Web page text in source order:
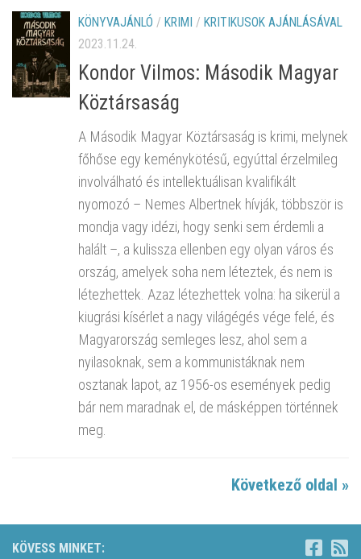
KÖNYVAJÁNLÓ / KRIMI / KRITIKUSOK AJÁNLÁSÁVAL
2023.11.24.
Kondor Vilmos: Második Magyar
Köztársaság
A Második Magyar Köztársaság is krimi, melynek
főhőse egy keménykötésű, egyúttal érzelmileg
involválható és intellektuálisan kvalifikált
nyomozó – Nemes Albertnek hívják, többször is
mondja vagy idézi, hogy senki sem érdemli a
halált –, a kulissza ellenben egy olyan város és
ország, amelyek soha nem léteztek, és nem is
létezhettek. Azaz létezhettek volna: ha sikerül a
kiugrási kísérlet a nagy világégés vége felé, és
Magyarország semleges lesz, ahol sem a
nyilasoknak, sem a kommunistáknak nem
osztanak lapot, az 1956-os események pedig
bár nem maradnak el, de másképpen történnek
meg.
Következő oldal »
KÖVESS MINKET: